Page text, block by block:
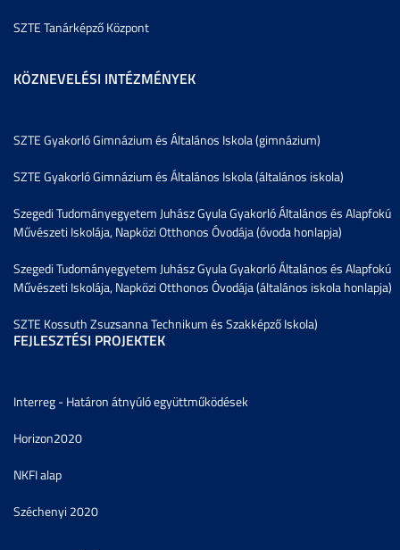
SZTE Tanárképző Központ
KÖZNEVELÉSI INTÉZMÉNYEK
SZTE Gyakorló Gimnázium és Általános Iskola (gimnázium)
SZTE Gyakorló Gimnázium és Általános Iskola (általános iskola)
Szegedi Tudományegyetem Juhász Gyula Gyakorló Általános és Alapfokú
Művészeti Iskolája, Napközi Otthonos Óvodája (óvoda honlapja)
Szegedi Tudományegyetem Juhász Gyula Gyakorló Általános és Alapfokú
Művészeti Iskolája, Napközi Otthonos Óvodája (általános iskola honlapja)
SZTE Kossuth Zsuzsanna Technikum és Szakképző Iskola)
FEJLESZTÉSI PROJEKTEK
Interreg - Határon átnyúló együttműködések
Horizon2020
NKFI alap
Széchenyi 2020